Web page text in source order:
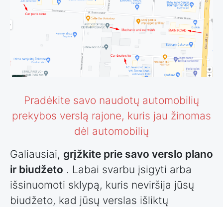
Pradėkite savo naudotų automobilių
prekybos verslą rajone, kuris jau žinomas
dėl automobilių
Galiausiai, grįžkite prie savo verslo plano
ir biudžeto . Labai svarbu įsigyti arba
išsinuomoti sklypą, kuris neviršija jūsų
biudžeto, kad jūsų verslas išliktų